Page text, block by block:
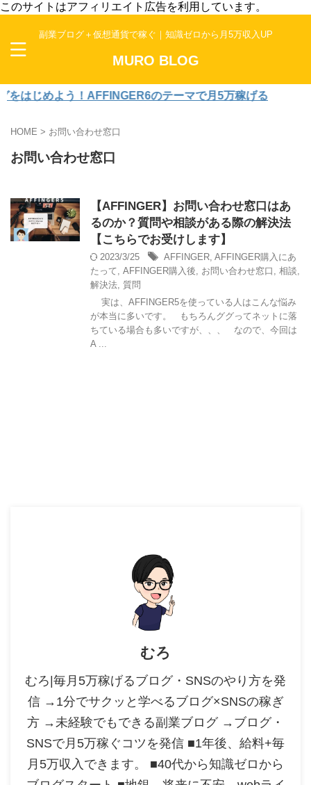
このサイトはアフィリエイト広告を利用しています。
副業ブログ＋仮想通貨で稼ぐ｜知識ゼロから月5万収入UP
MURO BLOG
じめよう！AFFINGER6のテーマで月5万稼げる
HOME > お問い合わせ窓口
お問い合わせ窓口
【AFFINGER】お問い合わせ窓口はあ
るのか？質問や相談がある際の解決法
【こちらでお受けします】
2023/3/25 AFFINGER, AFFINGER購入にあ
たって, AFFINGER購入後, お問い合わせ窓口 , 相談,
解決法, 質問
実は、AFFINGER5を使っている人はこんな悩み
が本当に多いです。 もちろんググってネットに落
ちている場合も多いですが、、、 なので、今回は
A ...
むろ
むろ|毎月5万稼げるブログ・SNSのやり方を発
信 →1分でサクッと学べるブログ×SNSの稼ぎ
方 →未経験でもできる副業ブログ →ブログ・
SNSで月5万稼ぐコツを発信 ■1年後、給料+毎
月5万収入できます。 ■40代から知識ゼロから